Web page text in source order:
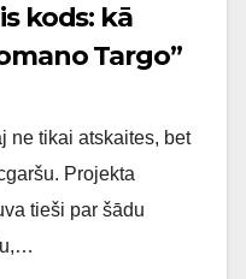
kods: kā
Targo”
ne tikai atskaites, bet
Projekta
tieši par šādu